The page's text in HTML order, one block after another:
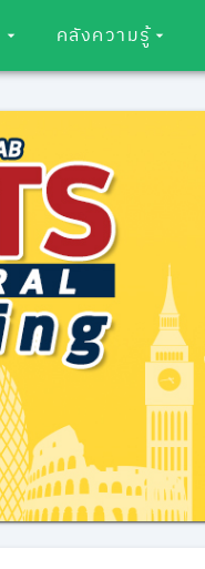
คลังความรู้